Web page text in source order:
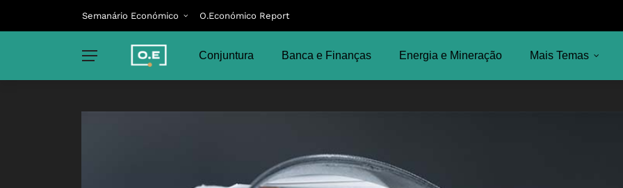
Semanário Económico O.Económico Report
Conjuntura Banca e Finanças Energia e Mineração Mais Temas